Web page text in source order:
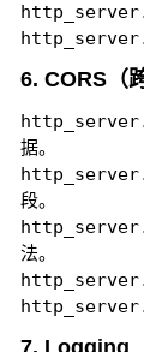
6. CORS（
据。
段。
法。
7. Logging